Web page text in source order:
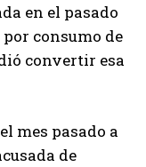
en el pasado
consumo de
convertir esa
mes pasado a
de